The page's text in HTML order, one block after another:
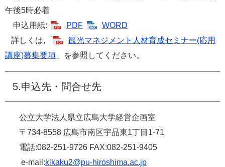
午後5時必着
申込用紙:
PDF
WORD
詳しくは,「
観光マネジメント人材育成セミナー(応用
講座)募集要項 」を参照してください。
5.申込先・問合せ先
公立大学法人県立広島大学経営企画室
〒734-8558 広島市南区宇品東1丁目1-71
電話:082-251-9726 FAX:082-251-9405
e-mail:kikaku2@pu-hiroshima.ac.jp